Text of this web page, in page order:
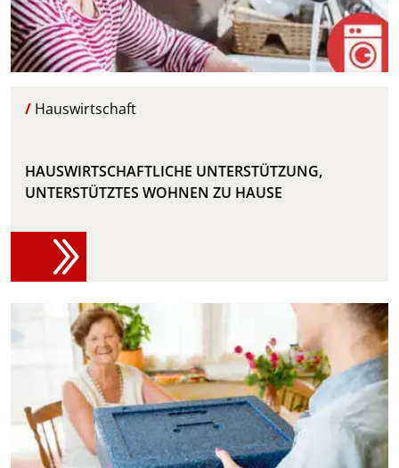
/ Hauswirtschaft
HAUSWIRTSCHAFTLICHE UNTERSTÜTZUNG,
UNTERSTÜTZTES WOHNEN ZU HAUSE